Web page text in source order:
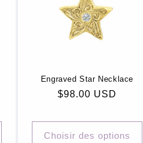
Engraved Star Necklace
Prix
$98.00 USD
Choisir des options